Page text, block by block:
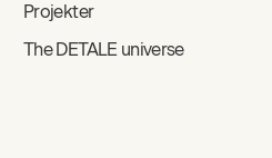
Projekter
The DETALE universe